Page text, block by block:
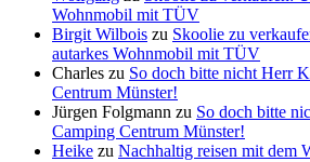
Wohnmobil mit TÜV
Birgit Wilbois zu Skoolie zu
autarkes Wohnmobil mit TÜV
Charles zu So doch bitte nicht Herr
Centrum Münster!
Jürgen Folgmann zu So doch bitte
Camping Centrum Münster!
Heike zu Nachhaltig reisen mit dem